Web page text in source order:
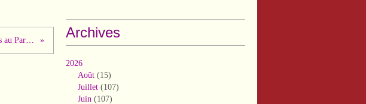
L’accord UE-MERCOSUR doit être soumis au Parlement français ! Archives
2026
Août (15)
Juillet (107)
Juin (107)